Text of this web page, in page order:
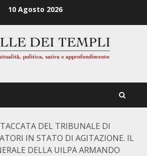
10 Agosto 2026
DEL TRIBUNALE DI
IN STATO DI AGITAZIONE. IL
DELLA UILPA ARMANDO